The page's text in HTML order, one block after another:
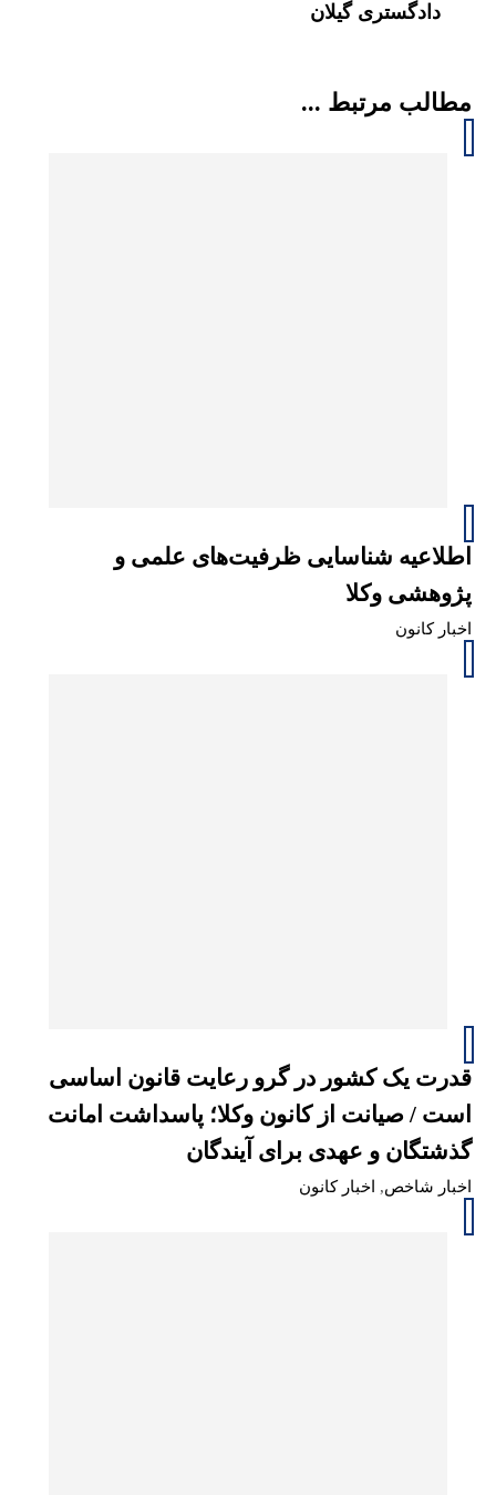
دادگستری گیلان
مطالب مرتبط ...
اطلاعیه شناسایی ظرفیت‌های علمی و
پژوهشی وکلا
اخبار کانون
قدرت یک کشور در گرو رعایت قانون اساسی
است / صیانت از کانون وکلا؛ پاسداشت امانت
گذشتگان و عهدی برای آیندگان
اخبار شاخص, اخبار کانون